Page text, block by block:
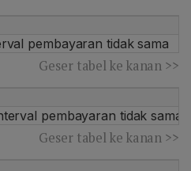
pembayaran tidak sama
Geser tabel ke kanan >>
pembayaran tidak sama
Geser tabel ke kanan >>